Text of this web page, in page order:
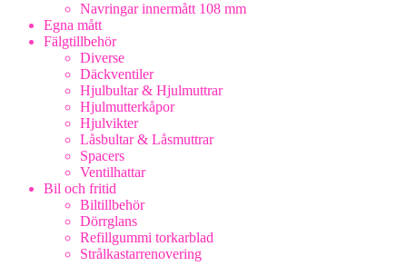
Navringar innermått 108 mm
Egna mått
Fälgtillbehör
Diverse
Däckventiler
Hjulbultar & Hjulmuttrar
Hjulmutterkåpor
Hjulvikter
Låsbultar & Låsmuttrar
Spacers
Ventilhattar
Bil och fritid
Biltillbehör
Dörrglans
Refillgummi torkarblad
Strålkastarrenovering